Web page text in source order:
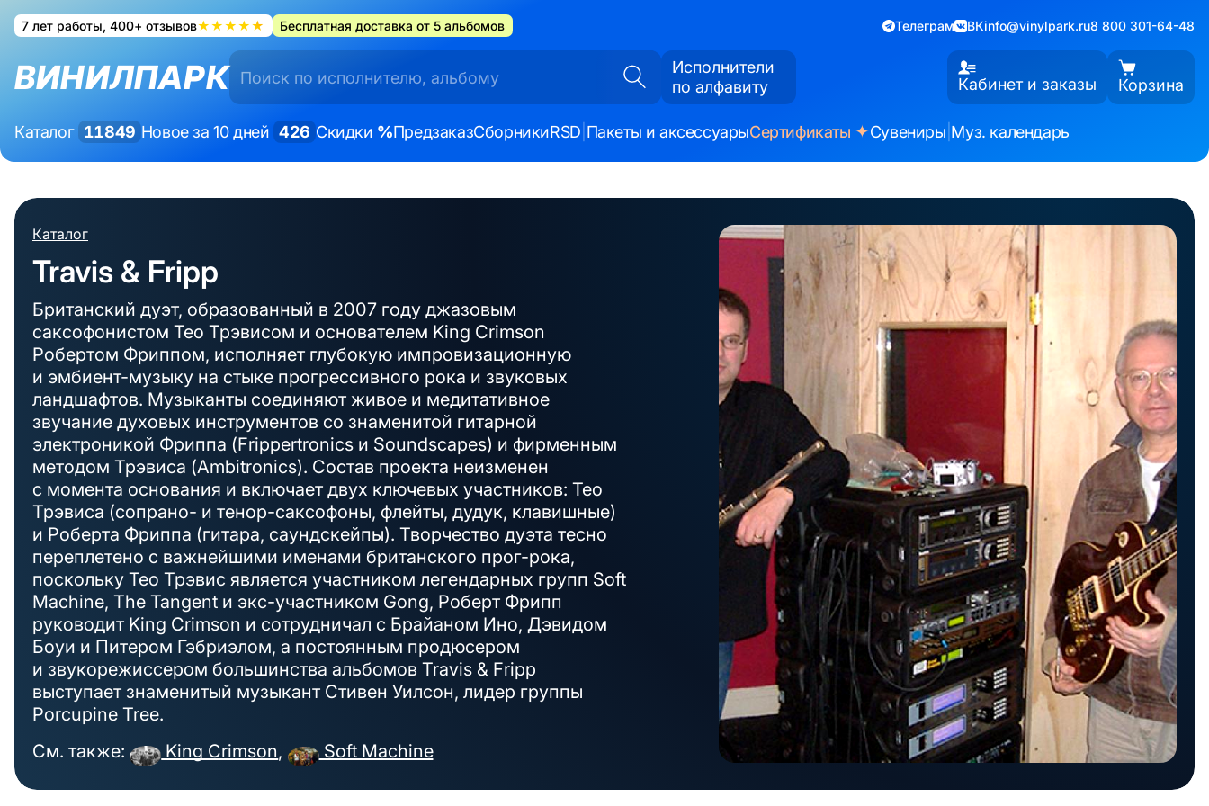
7 лет работы, 400+ отзывов★★★★★ Бесплатная доставка от 5 альбомов Телеграм ВКinfo@vinylpark.ru8 800 301-64-48
ВИНИЛПАРК
Исполнители
по алфавиту
Кабинет и заказы Корзина
Каталог 11849 Новое за 10 дней 426 Скидки %ПредзаказСборникиRSD Пакеты и аксессуарыСертификаты ✦Сувениры Муз. календарь
Каталог
Travis & Fripp
Британский дуэт, образованный в 2007 году джазовым
саксофонистом Тео Трэвисом и основателем King Crimson
Робертом Фриппом, исполняет глубокую импровизационную
и эмбиент-музыку на стыке прогрессивного рока и звуковых
ландшафтов. Музыканты соединяют живое и медитативное
звучание духовых инструментов со знаменитой гитарной
электроникой Фриппа (Frippertronics и Soundscapes) и фирменным
методом Трэвиса (Ambitronics). Состав проекта неизменен
с момента основания и включает двух ключевых участников: Тео
Трэвиса (сопрано- и тенор-саксофоны, флейты, дудук, клавишные)
и Роберта Фриппа (гитара, саундскейпы). Творчество дуэта тесно
переплетено с важнейшими именами британского прог-рока,
поскольку Тео Трэвис является участником легендарных групп Soft
Machine, The Tangent и экс-участником Gong, Роберт Фрипп
руководит King Crimson и сотрудничал с Брайаном Ино, Дэвидом
Боуи и Питером Гэбриэлом, а постоянным продюсером
и звукорежиссером большинства альбомов Travis & Fripp
выступает знаменитый музыкант Стивен Уилсон, лидер группы
Porcupine Tree.
См. также:
King Crimson, Soft Machine